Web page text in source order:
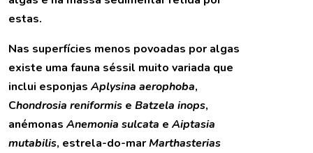
estas.
Nas superfícies menos povoadas por algas
existe uma fauna séssil muito variada que
inclui esponjas Aplysina aerophoba,
Chondrosia reniformis e Batzela inops,
anémonas Anemonia sulcata e Aiptasia
mutabilis, estrela-do-marMarthasterias